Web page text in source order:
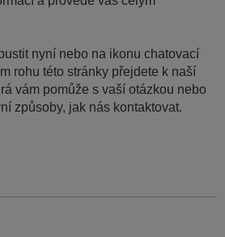
nyní nebo na ikonu chatovací
rohu této stránky přejdete k naší
vám pomůže s vaší otázkou nebo
způsoby, jak nás kontaktovat.